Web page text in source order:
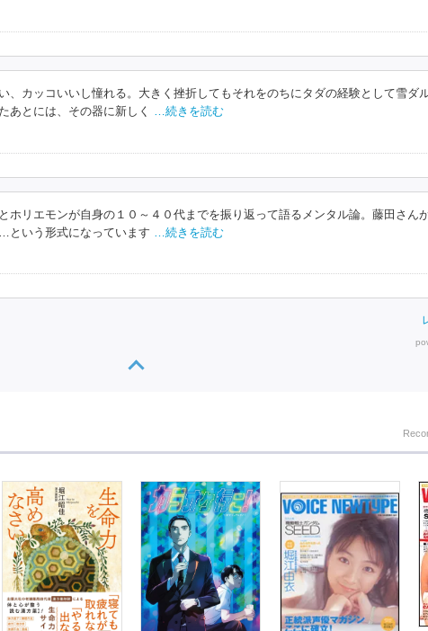
、カッコいいし憧れる。大きく挫折してもそれをのちにタダの経験として雪ダ
あとには、その器に新しく
…続きを読む
ホリエモンが自身の１０～４０代までを振り返って語るメンタル論。藤田さん
という形式になっています …続きを読む